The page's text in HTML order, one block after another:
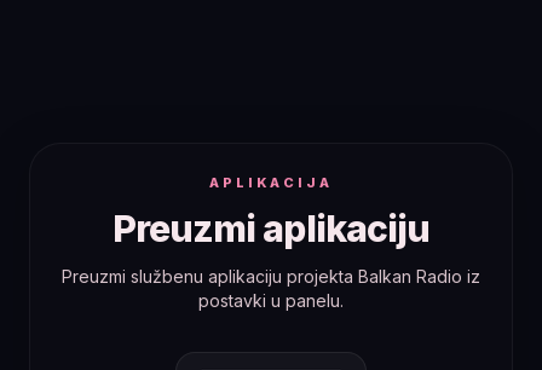
APLIKACIJA
Preuzmi aplikaciju
Preuzmi službenu aplikaciju projekta Balkan Radio iz
postavki u panelu.